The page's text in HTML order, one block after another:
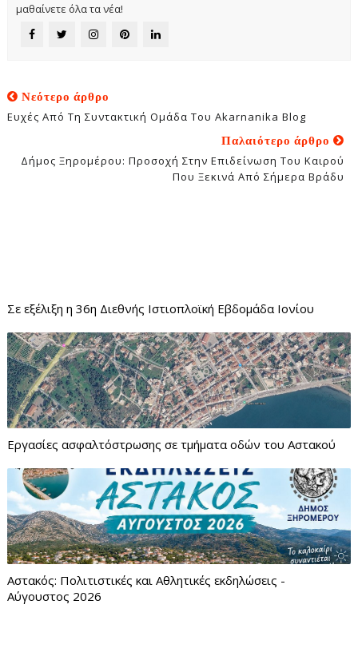
μαθαίνετε όλα τα νέα!
Νεότερο άρθρο
Ευχές Από Τη Συντακτική Ομάδα Του Akarnanika Blog
Παλαιότερο άρθρο
Δήμος Ξηρομέρου: Προσοχή Στην Επιδείνωση Του Καιρού
Που Ξεκινά Από Σήμερα Βράδυ
Σε εξέλιξη η 36η Διεθνής Ιστιοπλοϊκή Εβδομάδα Ιονίου
Εργασίες ασφαλτόστρωσης σε τμήματα οδών του Αστακού
Αστακός: Πολιτιστικές και Αθλητικές εκδηλώσεις -
Αύγουστος 2026